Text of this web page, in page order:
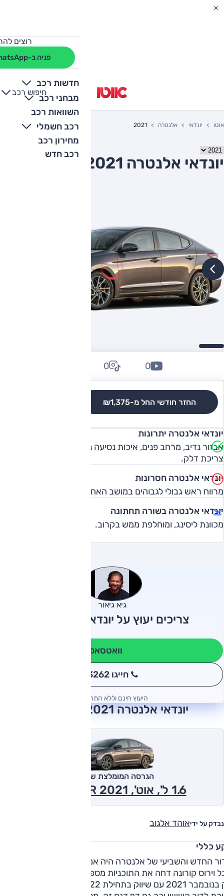
רוצים
פניה ב-WhatsApp
חדשות רכב
מבחני רכב
השוואות רכב
רכב חשמלי
מחירון רכב
רכב חדש
חיפוש רכב
+
-
אוטו יונדאי אלנטרה 2021
יונדאי אלנטרה 2021 יד שניה
החזר חודשי החל מ-₪1,375
0
0
יונדאי אלנטרה יתרונות
אבזור נדיב, מרחב פנים, איכות נסיעה נעימה, ביצועים סבירים,
צריכת דלק.
יונדאי אלנטרה חסרונות
מרווח ראש גבולי לגבוהים במושב האחורי.
יונדאי אלנטרה בשורה תחתונה
מכוונת ליסינג, ומוחלפת ממש בקרוב.
גיא גיאור
צריכים יעוץ על יונדאי אלנטרה?
וואטסאפ
חייגו 3262
היעוץ חינם וללא התחייבות
יונדאי אלנטרה 2021 חוות דעת
נבדק על ידיאוהד אלגוב
הגרסה המומלצת של אוטו
1.6 ל', אוט', Inspire SR 2021
כללי
החדש והשביעי של אלנטרה היה אמור להגיע בתחילת שנה
וירוס קורונה דחה את התוכניות מספר פעמים והדור החדש